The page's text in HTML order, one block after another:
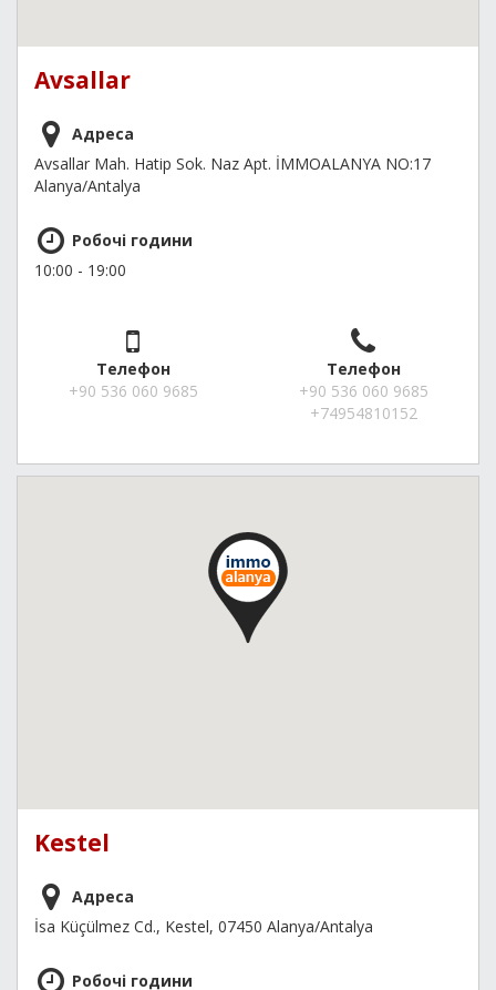
Avsallar
Адреса
Avsallar Mah. Hatip Sok. Naz Apt. İMMOALANYA NO:17
Alanya/Antalya
Робочі години
10:00 - 19:00
Телефон
+90 536 060 9685
Телефон
+90 536 060 9685
+74954810152
Kestel
Адреса
İsa Küçülmez Cd., Kestel, 07450 Alanya/Antalya
Робочі години